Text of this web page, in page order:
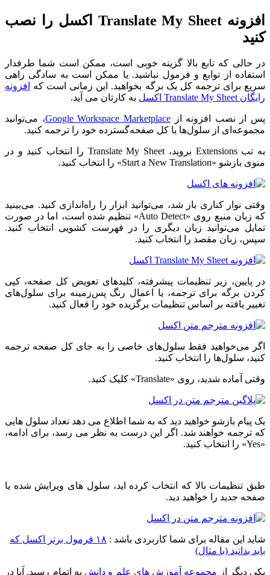
افزونه Translate My Sheet اکسل را نصب
کنید
در حالی که تابع بالا گزینه خوبی است، ممکن است شما طرفدار
استفاده از توابع و فرمول نباشید. یا ممکن است به سادگی راهی
سریع برای ترجمه کل یک برگه بخواهید. این زمانی است که
افزونه
رایگان Translate My Sheet اکسل
به کارتان می آید.
پس از نصب افزونه ازGoogle Workspace Marketplace، می‌توانید
مجموعه‌ای از سلول‌ها یا کل صفحه‌گسترده خود را ترجمه کنید.
به تب Extensions بروید، Translate My Sheet را انتخاب کنید و در
منوی بازشو «Start a New Translation» را انتخاب کنید.
وقتی نوار کناری باز شد، می‌توانید ابزار را راه‌اندازی کنید. می‌بینید
که زبان منبع روی «Auto Detect» تنظیم شده است، اما در صورت
تمایل می‌توانید زبان دیگری را در فهرست کشویی انتخاب کنید.
سپس، زبان مقصد را انتخاب کنید.
در پایین، زیر تنظیمات پیشرفته، کلیدهای تعویض کل صفحه، کپی
کردن برگه برای ترجمه، یا اعمال رنگ پس‌زمینه برای سلول‌های
تغییر یافته بر اساس تنظیمات برگزیده خود را فعال کنید.
اگر می‌خواهید فقط سلول‌های خاصی را به جای کل صفحه ترجمه
کنید، سلول‌ها را انتخاب کنید.
وقتی آماده شدید، روی «Translate» کلیک کنید.
یک پیام بازشو خواهید دید که به شما اطلاع می دهد تعداد سلول هایی
که ترجمه خواهند شد. اگر این درست به نظر می رسد، برای ادامه،
«Yes» را انتخاب کنید.
طبق تنظیمات بالا که انتخاب کرده اید، سلول های ویرایش شده یا
صفحه جدید را خواهید دید.
شاید این مقاله برای شما کاربردی باشد :
۱۸ فرمول برتر اکسل که
باید بدانید (با مثال)
یکی دیگر از مجموعه آموزش های علم و دانش به اتمام رسید. آیا در